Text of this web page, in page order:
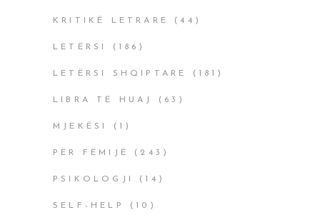
KRITIKË LETRARE (44)
LETËRSI (186)
LETËRSI SHQIPTARE (181)
LIBRA TË HUAJ (63)
MJEKËSI (1)
PËR FËMIJË (243)
PSIKOLOGJI (14)
SELF-HELP (10)